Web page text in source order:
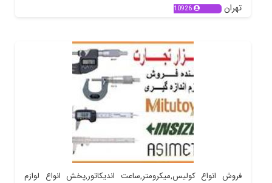
تهران 10926
فروش انواع کولیس,میکرومتر,ساعت اندیکاتور,پخش انواع لوازم